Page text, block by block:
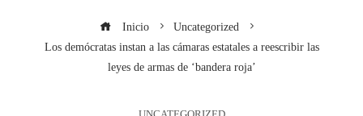
Inicio
Uncategorized
Los demócratas instan a las cámaras estatales a reescribir las
leyes de armas de ‘bandera roja’